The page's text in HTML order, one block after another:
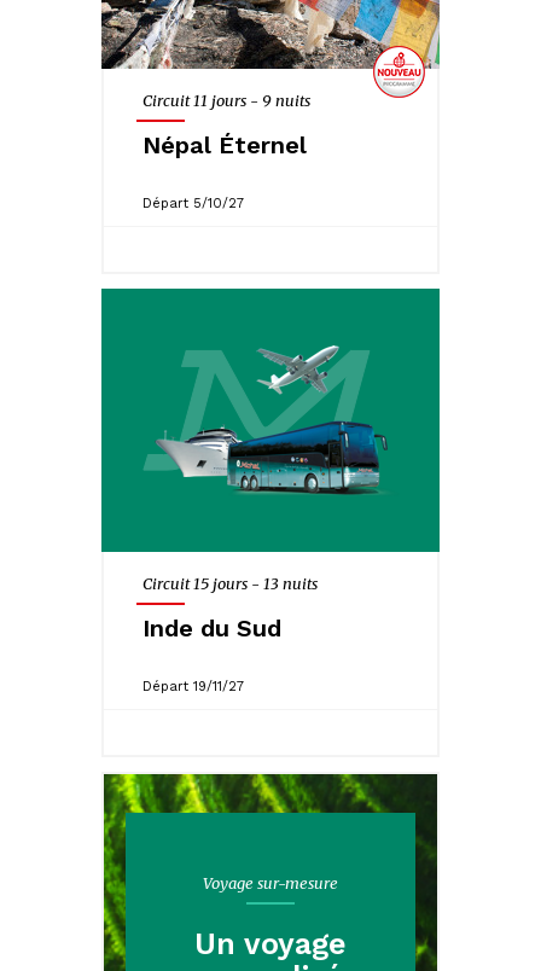
Circuit 11 jours - 9 nuits
Népal Éternel
Départ 5/10/27
Circuit 15 jours - 13 nuits
Inde du Sud
Départ 19/11/27
Voyage sur-mesure
Un voyage